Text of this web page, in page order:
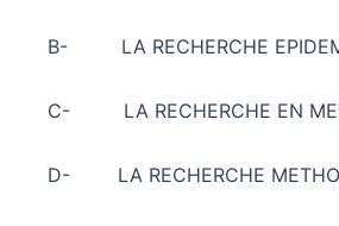
B- LA RECHERCHE
C- LA RECHERCHE EN
D- LA RECHERCHE